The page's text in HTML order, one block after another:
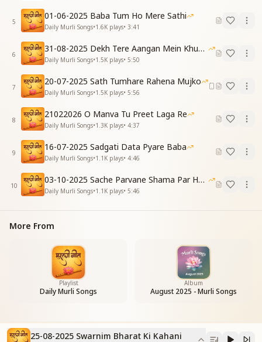
One kingdom, one pure faith divine,
Golden India, radiant shine.
For twelve hundred fifty years,
The Satya Yuga appeared.
Lakshmi and Narayan’s reign so bright,
Filled the world with truth and light.
Shiv Baba’s wondrous, flawless plan,
Created a golden land.
CHORUS
Hindi:
एक कहानी मुरली से हम
आज तुम्हें सुनाएं
सतयुग से हम त्रेता युग में
आओ लेकर जाएं
मर्यादा पुरुषोत्तम दुनिया
कहानी बैठ सुनाएं
A story from the Murli
Today we wish to share,
From Satya to Treta Yuga,
Come journey with us there.
And hear the tale of all your births,
In life’s eternal song.
5
01-06-2025 Baba Tum Ho Mere Sathi
Daily Murli Songs•1.6K plays• 3:41
6
31-08-2025 Dekh Tere Aangan Mein Khud Bhagwan
Daily Murli Songs•1.5K plays• 5:50
7
20-07-2025 Sath Tumhare Rahena Mujko
Daily Murli Songs•1.5K plays• 5:56
8
21022026 O Manva Tu Preet Laga Re
Daily Murli Songs•1.3K plays• 4:37
9
16-07-2025 Sadgati Data Pyare Baba
Daily Murli Songs•1.1K plays• 4:46
10
03-10-2025 Sache Parvane Shama Par He Fida
Daily Murli Songs•1.1K plays• 5:46
More From
Playlist
Daily Murli Songs
Album
August 2025 - Murli Songs
25-08-2025 Swarnim Bharat Ki Kahani